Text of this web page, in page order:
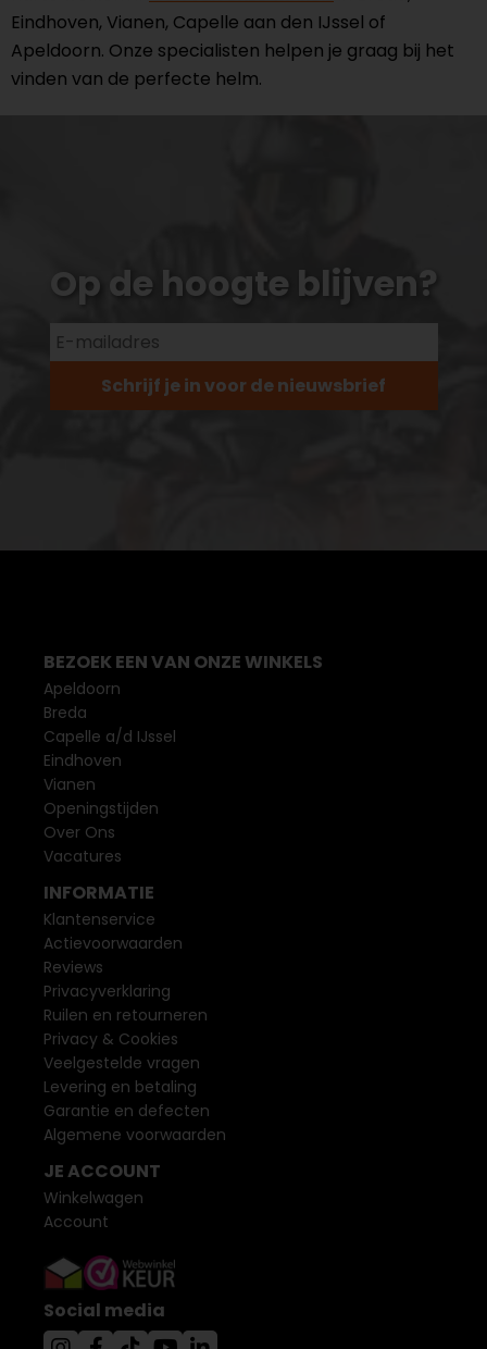
Eindhoven, Vianen, Capelle aan den IJssel of
Apeldoorn. Onze specialisten helpen je graag bij het
vinden van de perfecte helm.
Op de hoogte blijven?
Schrijf je in voor de nieuwsbrief
BEZOEK EEN VAN ONZE WINKELS
Apeldoorn
Breda
Capelle a/d IJssel
Eindhoven
Vianen
Openingstijden
Over Ons
Vacatures
INFORMATIE
Klantenservice
Actievoorwaarden
Reviews
Privacyverklaring
Ruilen en retourneren
Privacy & Cookies
Veelgestelde vragen
Levering en betaling
Garantie en defecten
Algemene voorwaarden
JE ACCOUNT
Winkelwagen
Account
Social media